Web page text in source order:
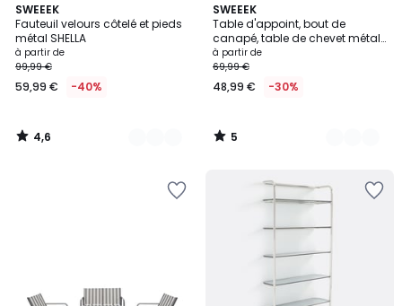
SWEEEK
Fauteuil velours côtelé et pieds
métal SHELLA
à partir de
99,99 €
59,99 € -40%
4,6
/ 5
4
Couleurs
4,6
/
SWEEEK
Table d'appoint, bout de
canapé, table de chevet métal
Ø32 x H43,5cm ASSA
à partir de
69,99 €
48,99 € -30%
5
/
5
7
Couleurs
5
/